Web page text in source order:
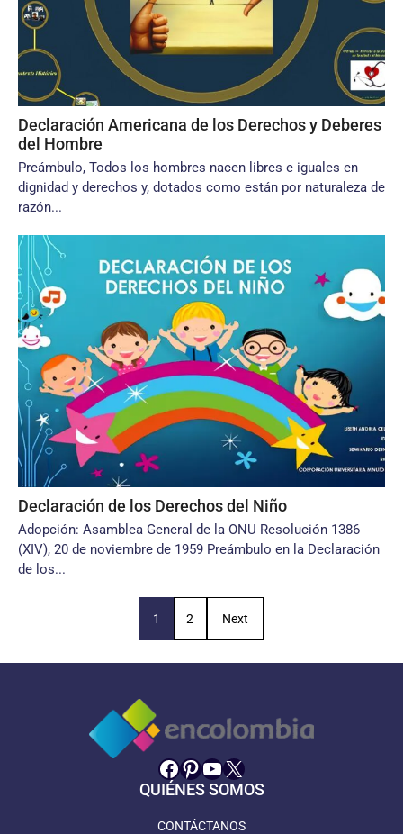
Declaración Americana de los Derechos y Deberes
del Hombre
Preámbulo, Todos los hombres nacen libres e iguales en
dignidad y derechos y, dotados como están por naturaleza de
razón...
Declaración de los Derechos del Niño
Adopción: Asamblea General de la ONU Resolución 1386
(XIV), 20 de noviembre de 1959 Preámbulo en la Declaración
de los...
1 2 Next
Facebook
Pinterest
YouTube
X
QUIÉNES SOMOS
CONTÁCTANOS